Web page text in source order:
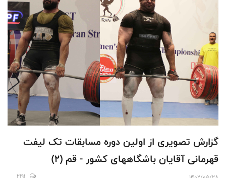
گزارش تصویری از اولین دوره مسابقات تک لیفت
قهرمانی آقایان باشگاههای کشور - قم (2)
2191